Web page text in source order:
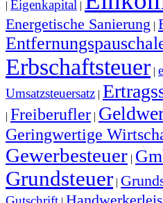
| Eigenkapital |
Energetische Sanierung |
Erbschaftsteuer |
Umsatzsteuersatz |
| Freiberufler |
Geringwertige
Gewerbesteuer |
Grundsteuer |